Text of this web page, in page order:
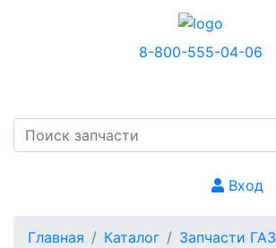
8-800-555-04-06
Вход
Главная Каталог
Запчасти ГАЗ